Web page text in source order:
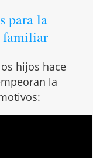
para la
familiar
hijos hace
la